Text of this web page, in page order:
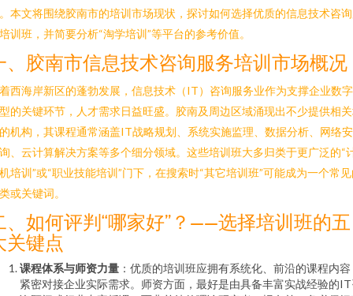
本文将围绕胶南市的培训市场现状，探讨如何选择优质的信息技术咨
训班，并简要分析“淘学培训”等平台的参考价值。
、胶南市信息技术咨询服务培训市场概况
西海岸新区的蓬勃发展，信息技术（IT）咨询服务业作为支撑企业数
的关键环节，人才需求日益旺盛。胶南及周边区域涌现出不少提供相
机构，其课程通常涵盖IT战略规划、系统实施监理、数据分析、网络
、云计算解决方案等多个细分领域。这些培训班大多归类于更广泛的“
培训”或“职业技能培训”门下，在搜索时“其它培训班”可能成为一个常
或关键词。
、如何评判“哪家好”？——选择培训班的五
关键点
课程体系与师资力量 ：优质的培训班应拥有系统化、前沿的课程内
紧密对接企业实际需求。师资方面，最好是由具备丰富实战经验的